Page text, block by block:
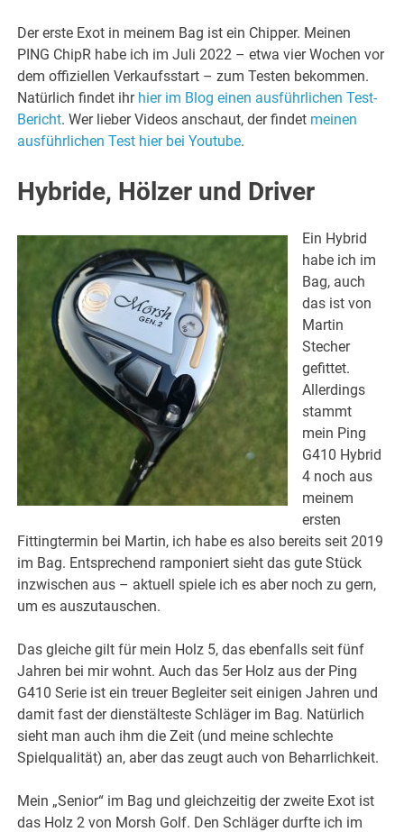
Der erste Exot in meinem Bag ist ein Chipper. Meinen
PING ChipR habe ich im Juli 2022 – etwa vier Wochen vor
dem offiziellen Verkaufsstart – zum Testen bekommen.
Natürlich findet ihr hier im Blog einen ausführlichen Test-
Bericht. Wer lieber Videos anschaut, der findet meinen
ausführlichen Test hier bei Youtube.
Hybride, Hölzer und Driver
Ein Hybrid
habe ich im
Bag, auch
das ist von
Martin
Stecher
gefittet.
Allerdings
stammt
mein Ping
G410 Hybrid
4 noch aus
meinem
ersten
Fittingtermin bei Martin, ich habe es also bereits seit 2019
im Bag. Entsprechend ramponiert sieht das gute Stück
inzwischen aus – aktuell spiele ich es aber noch zu gern,
um es auszutauschen.
Das gleiche gilt für mein Holz 5, das ebenfalls seit fünf
Jahren bei mir wohnt. Auch das 5er Holz aus der Ping
G410 Serie ist ein treuer Begleiter seit einigen Jahren und
damit fast der dienstälteste Schläger im Bag. Natürlich
sieht man auch ihm die Zeit (und meine schlechte
Spielqualität) an, aber das zeugt auch von Beharrlichkeit.
Mein „Senior“ im Bag und gleichzeitig der zweite Exot ist
das Holz 2 von Morsh Golf. Den Schläger durfte ich im